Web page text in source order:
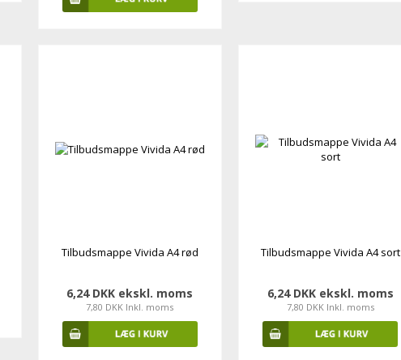
Tilbudsmappe Vivida A4 rød
6,24 DKK ekskl. moms
7,80 DKK Inkl. moms
Tilbudsmappe Vivida A4 sort
6,24 DKK ekskl. moms
7,80 DKK Inkl. moms